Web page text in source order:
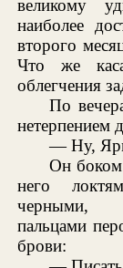
великому
наиболее
второго
Что же
облегчения
По
нетерпением
— Ну,
Он боком
него
черными,
пальцами
брови: